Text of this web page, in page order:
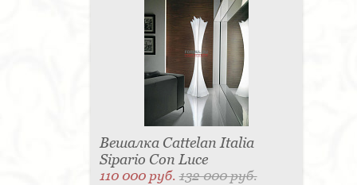
Вешалка Cattelan Italia
Sipario Con Luce
110 000 руб.132 000 руб.